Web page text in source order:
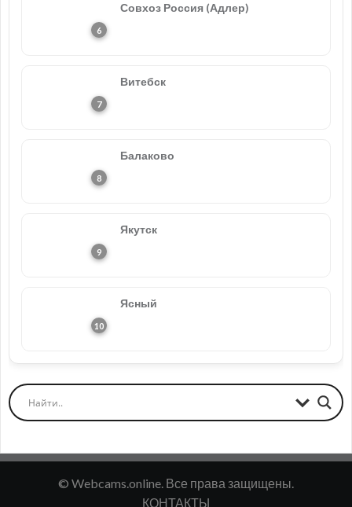
Совхоз Россия (Адлер)
Витебск
Балаково
Якутск
Ясный
© Webcams.online. Все права защищены.
КОНТАКТЫ